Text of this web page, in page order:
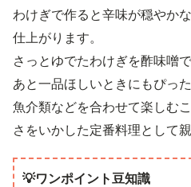
わけぎで作ると辛味が穏やか
仕上がります。
さっとゆでたわけぎを酢味噌
あと一品ほしいときにもぴっ
魚介類などを合わせて楽しむ
さをいかした定番料理として
💡ワンポイント豆知識